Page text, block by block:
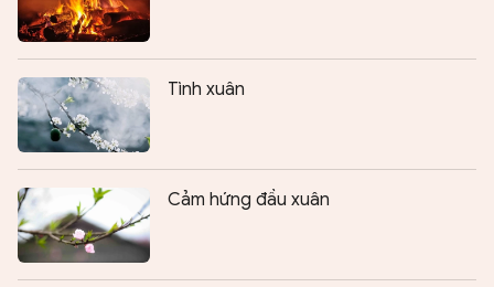
Tình xuân
Cảm hứng đầu xuân